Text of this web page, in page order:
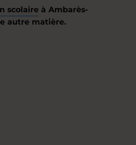
scolaire à Ambarès-
autre matière.